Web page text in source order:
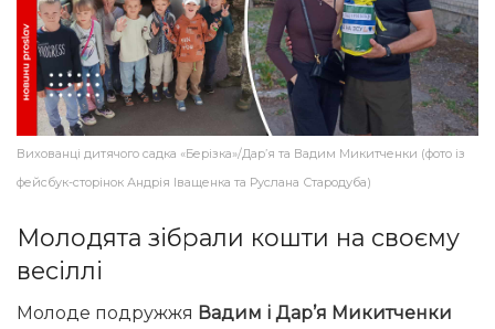
Вихованці дитячого садка «Берізка»/Дар’я та Вадим Микитченки (фото із
фейсбук-сторінок Андрія Іващенка та Руслана Стародуба)
Молодята зібрали кошти на своєму
весіллі
Молоде подружжя Вадим і Дар’я Микитченки